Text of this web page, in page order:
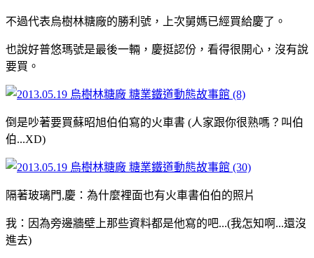
不過代表烏樹林糖廠的勝利號，上次舅媽已經買給慶了。
也說好普悠瑪號是最後一輛，慶挺認份，看得很開心，沒有說
要買。
倒是吵著要買蘇昭旭伯伯寫的火車書 (人家跟你很熟嗎？叫伯
伯...XD)
隔著玻璃門,慶：為什麼裡面也有火車書伯伯的照片
我：因為旁邊牆壁上那些資料都是他寫的吧...(我怎知啊...還沒
進去)